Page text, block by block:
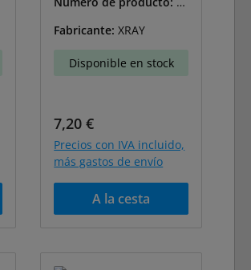
Fabricante:XRAY
Disponible en stock
Precio normal:
7,20 €
Precios con IVA incluido,
más gastos de envío
A la cesta